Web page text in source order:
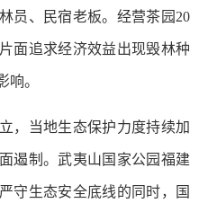
员、民宿老板。经营茶园20
面追求经济效益出现毁林种
响。
当地生态保护力度持续加
遏制。武夷山国家公园福建
守生态安全底线的同时，国